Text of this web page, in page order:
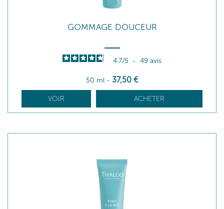
GOMMAGE DOUCEUR
4.7/5 - 49 avis
50 ml - 37,50 €
VOIR ACHETER